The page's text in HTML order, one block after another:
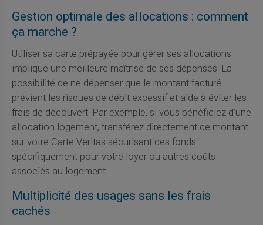
Gestion optimale des allocations : comment
ça marche ?
Utiliser sa carte prépayée pour gérer ses allocations
implique une meilleure maîtrise de ses dépenses. La
possibilité de ne dépenser que le montant facturé
prévient les risques de débit excessif et aide à éviter les
frais de découvert. Par exemple, si vous bénéficiez d'une
allocation logement, transférez directement ce montant
sur votre Carte Veritas sécurisant ces fonds
spécifiquement pour votre loyer ou autres coûts
associés au logement.
Multiplicité des usages sans les frais
cachés